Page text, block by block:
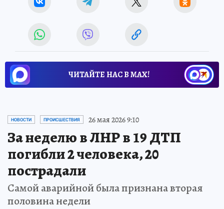
ЧИТАЙТЕ НАС В МАХ!
НОВОСТИ ПРОИСШЕСТВИЯ 26 мая 2026 9:10
За неделю в ЛНР в 19 ДТП
погибли 2 человека, 20
пострадали
Самой аварийной была признана вторая
половина недели